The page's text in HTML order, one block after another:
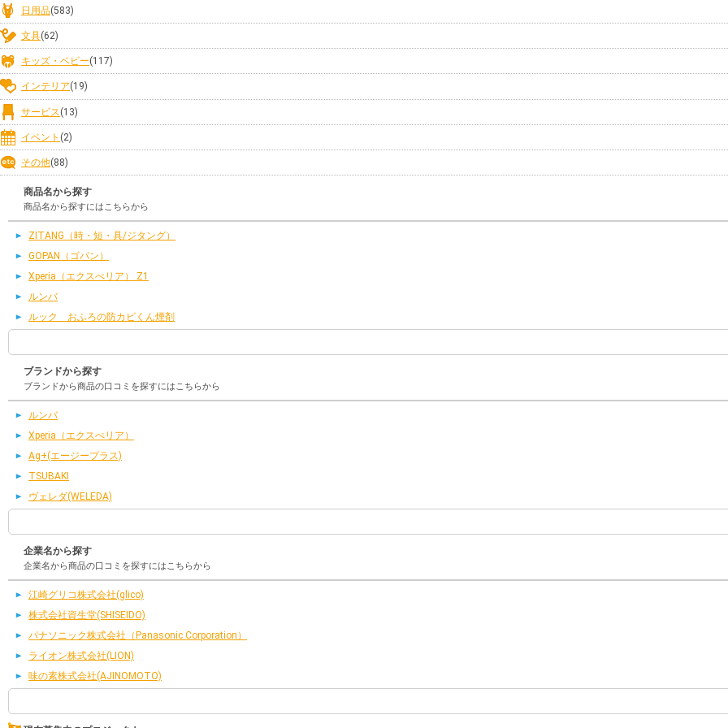
日用品(583)
文具(62)
キッズ・ベビー(117)
インテリア(19)
サービス (13)
イベント (2)
その他(88)
商品名から探す
商品名から探すにはこちらから
ZITANG（時・短・具/ジタング）
GOPAN（ゴパン）
Xperia（エクスぺリア） Z1
ルンバ
ルック おふろの防カビくん煙剤
ブランドから探す
ブランドから商品の口コミを探すにはこちらから
ルンバ
Xperia（エクスぺリア）
Ag+(エージープラス)
TSUBAKI
ヴェレダ(WELEDA)
企業名から探す
企業名から商品の口コミを探すにはこちらから
江崎グリコ株式会社(glico)
株式会社資生堂(SHISEIDO)
パナソニック株式会社（Panasonic Corporation）
ライオン株式会社(LION)
味の素株式会社(AJINOMOTO)